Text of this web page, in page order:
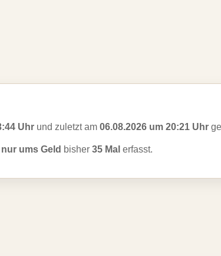
Uhr und zuletzt am 06.08.2026 um 20:21 Uhr
ums Geld bisher 35 Mal erfasst.